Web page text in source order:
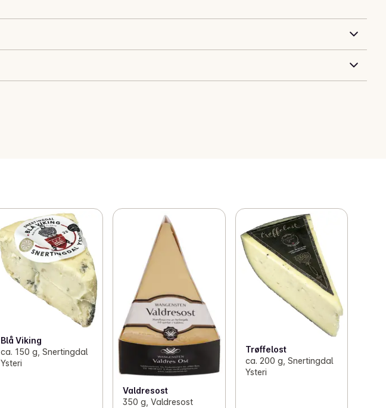
Blå Viking
ca. 150 g, Snertingdal
Ysteri
Valdresost
350 g, Valdresost
Trøffelost
ca. 200 g, Snertingdal
Ysteri